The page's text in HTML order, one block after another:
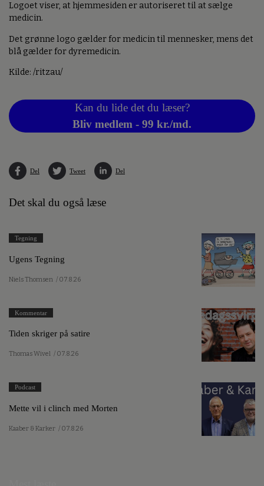
Logoet viser, at hjemmesiden er autoriseret til at sælge
medicin.
Det grønne logo gælder for medicin til mennesker, mens det
blå gælder for dyremedicin.
Kilde: /ritzau/
Kan du lide det du læser?
Bliv medlem - 99 kr./md.
Del Tweet Del
Det skal du også læse
Tegning
Ugens Tegning
Niels Thomsen / 07.8.26
Kommentar
Tiden skriger på satire
Thomas Wivel / 07.8.26
Podcast
Mette vil i clinch med Morten
Kaaber & Karker / 07.8.26